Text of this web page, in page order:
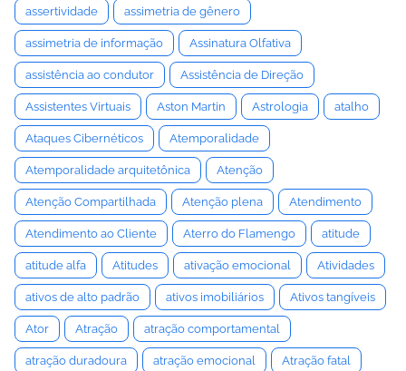
assertividade assimetria de gênero
assimetria de informação Assinatura Olfativa
assistência ao condutor Assistência de Direção
Assistentes Virtuais Aston Martin Astrologia atalho
Ataques Cibernéticos Atemporalidade
Atemporalidade arquitetônica Atenção
Atenção Compartilhada Atenção plena Atendimento
Atendimento ao Cliente Aterro do Flamengo atitude
atitude alfa Atitudes ativação emocional Atividades
ativos de alto padrão ativos imobiliários Ativos tangíveis
Ator Atração atração comportamental
atração duradoura atração emocional Atração fatal